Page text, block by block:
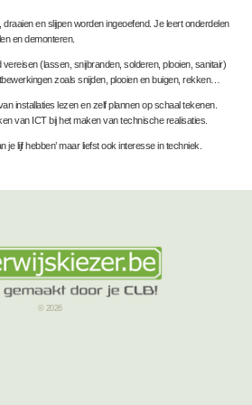
en slijpen worden ingeoefend. Je leert onderdelen
en demonteren.
(lassen, snijbranden, solderen, plooien, sanitair)
zoals snijden, plooien en buigen, rekken…
installaties lezen en zelf plannen op schaal tekenen.
van ICT bij het maken van technische realisaties.
je lijf hebben’ maar liefst ook interesse in techniek.
© 2026